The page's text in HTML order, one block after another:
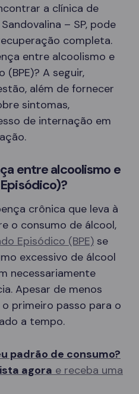
a clínica de
– SP, pode
completa.
entre alcoolismo e
(BPE)? A seguir,
além de fornecer
sintomas,
de internação em
entre alcoolismo e
crônica que leva à
o consumo de álcool,
Episódico (BPE) se
excessivo de álcool
necessariamente
Apesar de menos
o primeiro passo para o
a tempo.
padrão de consumo?
agora e receba uma